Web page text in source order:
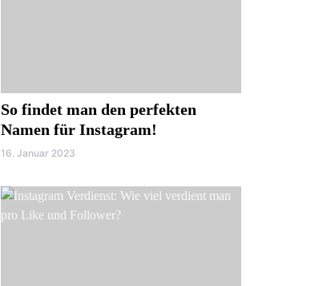
So findet man den perfekten
Namen für Instagram!
16. Januar 2023